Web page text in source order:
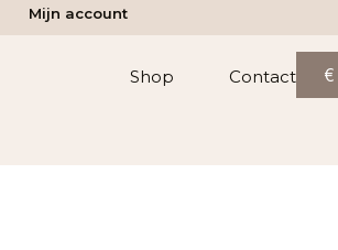
Mijn account
Shop Contact €